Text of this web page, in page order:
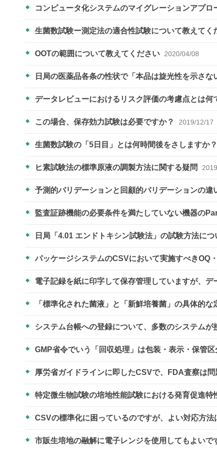
コンピュータ化システムのマイグレーションアプ
生菌数試験ー測定法の適合性試験について教えてく
OOTの範囲について教えてください 2020/04/08
日局の医薬品各条の性状で「本品は旋光性を示さ
データレビューにおけるリスク評価の考慮点とは何
この場合、保存効力試験は必要ですか？ 2019/12/17
生菌数試験の「5日目」とは何時間後をさしますか
ヒ素試験法の標準原液の調製方法に関する疑問
予測的バリデーションと回顧的バリデーションの
監査証跡機能の必要条件を満たしていない機器の
日局「4.01 エンドトキシン試験法」の試験方法に
パッケージシステムのCSVにおいて実施すべきOQ
電子記録を紙に印字して保存管理していますが、
「標準化された菌液」と「新鮮培養菌」の具体的
システム台帳への登録について、多数のシステム
GMP省令でいう「回収処理」は包装・表示・保管
厚労省ガイドラインに即したCSVで、FDA査察は
特定微生物試験の培地性能試験における発育促進
CSVの標準化に困っているのですが、よい対応方
市販生培地の融解に電子レンジを使用してもよいで